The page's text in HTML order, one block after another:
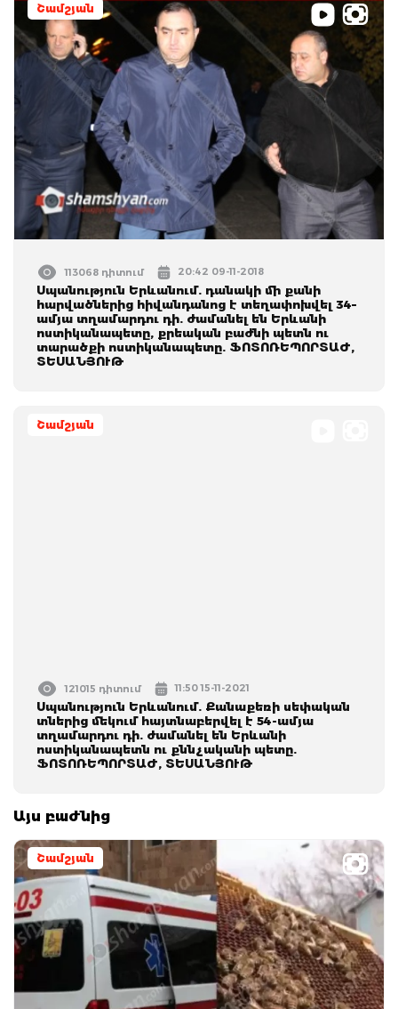
Շամշյան
113068 դիտում 20:42 09-11-2018
Սպանություն Երևանում. դանակի մի քանի
հարվածներից հիվանդանոց է տեղափոխվել 34–
ամյա տղամարդու դի. ժամանել են Երևանի
ոստիկանապետը, քրեական բաժնի պետն ու
տարածքի ոստիկանապետը. ՖՈՏՈՌԵՊՈՐՏԱԺ,
ՏԵՍԱՆՅՈՒԹ
Շամշյան
121015 դիտում 11:50 15-11-2021
Սպանություն Երևանում. Քանաքեռի սեփական
տներից մեկում հայտնաբերվել է 54-ամյա
տղամարդու դի. ժամանել են Երևանի
ոստիկանապետն ու քննչականի պետը.
ՖՈՏՈՌԵՊՈՐՏԱԺ, ՏԵՍԱՆՅՈՒԹ
Այս բաժնից
Շամշյան